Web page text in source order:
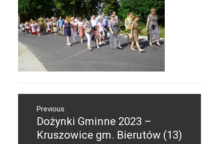
wpisuPrevious
Previous
post:
Dożynki Gminne 2023 –
Kruszowice gm. Bierutów (13)